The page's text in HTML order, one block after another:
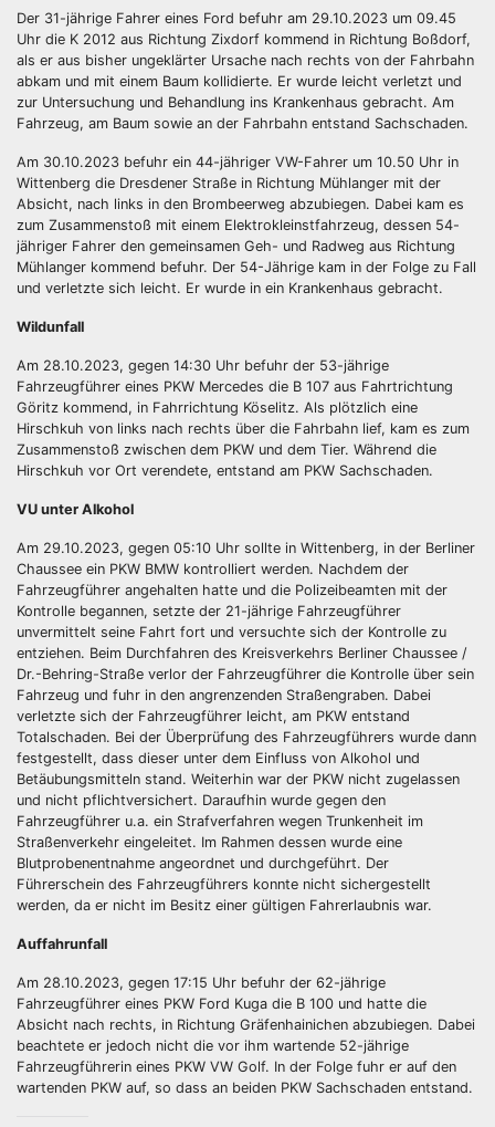
Der 31-jährige Fahrer eines Ford befuhr am 29.10.2023 um 09.45
Uhr die K 2012 aus Richtung Zixdorf kommend in Richtung Boßdorf,
als er aus bisher ungeklärter Ursache nach rechts von der Fahrbahn
abkam und mit einem Baum kollidierte. Er wurde leicht verletzt und
zur Untersuchung und Behandlung ins Krankenhaus gebracht. Am
Fahrzeug, am Baum sowie an der Fahrbahn entstand Sachschaden.
Am 30.10.2023 befuhr ein 44-jähriger VW-Fahrer um 10.50 Uhr in
Wittenberg die Dresdener Straße in Richtung Mühlanger mit der
Absicht, nach links in den Brombeerweg abzubiegen. Dabei kam es
zum Zusammenstoß mit einem Elektrokleinstfahrzeug, dessen 54-
jähriger Fahrer den gemeinsamen Geh- und Radweg aus Richtung
Mühlanger kommend befuhr. Der 54-Jährige kam in der Folge zu Fall
und verletzte sich leicht. Er wurde in ein Krankenhaus gebracht.
Wildunfall
Am 28.10.2023, gegen 14:30 Uhr befuhr der 53-jährige
Fahrzeugführer eines PKW Mercedes die B 107 aus Fahrtrichtung
Göritz kommend, in Fahrrichtung Köselitz. Als plötzlich eine
Hirschkuh von links nach rechts über die Fahrbahn lief, kam es zum
Zusammenstoß zwischen dem PKW und dem Tier. Während die
Hirschkuh vor Ort verendete, entstand am PKW Sachschaden.
VU unter Alkohol
Am 29.10.2023, gegen 05:10 Uhr sollte in Wittenberg, in der Berliner
Chaussee ein PKW BMW kontrolliert werden. Nachdem der
Fahrzeugführer angehalten hatte und die Polizeibeamten mit der
Kontrolle begannen, setzte der 21-jährige Fahrzeugführer
unvermittelt seine Fahrt fort und versuchte sich der Kontrolle zu
entziehen. Beim Durchfahren des Kreisverkehrs Berliner Chaussee /
Dr.-Behring-Straße verlor der Fahrzeugführer die Kontrolle über sein
Fahrzeug und fuhr in den angrenzenden Straßengraben. Dabei
verletzte sich der Fahrzeugführer leicht, am PKW entstand
Totalschaden. Bei der Überprüfung des Fahrzeugführers wurde dann
festgestellt, dass dieser unter dem Einfluss von Alkohol und
Betäubungsmitteln stand. Weiterhin war der PKW nicht zugelassen
und nicht pflichtversichert. Daraufhin wurde gegen den
Fahrzeugführer u.a. ein Strafverfahren wegen Trunkenheit im
Straßenverkehr eingeleitet. Im Rahmen dessen wurde eine
Blutprobenentnahme angeordnet und durchgeführt. Der
Führerschein des Fahrzeugführers konnte nicht sichergestellt
werden, da er nicht im Besitz einer gültigen Fahrerlaubnis war.
Auffahrunfall
Am 28.10.2023, gegen 17:15 Uhr befuhr der 62-jährige
Fahrzeugführer eines PKW Ford Kuga die B 100 und hatte die
Absicht nach rechts, in Richtung Gräfenhainichen abzubiegen. Dabei
beachtete er jedoch nicht die vor ihm wartende 52-jährige
Fahrzeugführerin eines PKW VW Golf. In der Folge fuhr er auf den
wartenden PKW auf, so dass an beiden PKW Sachschaden entstand.